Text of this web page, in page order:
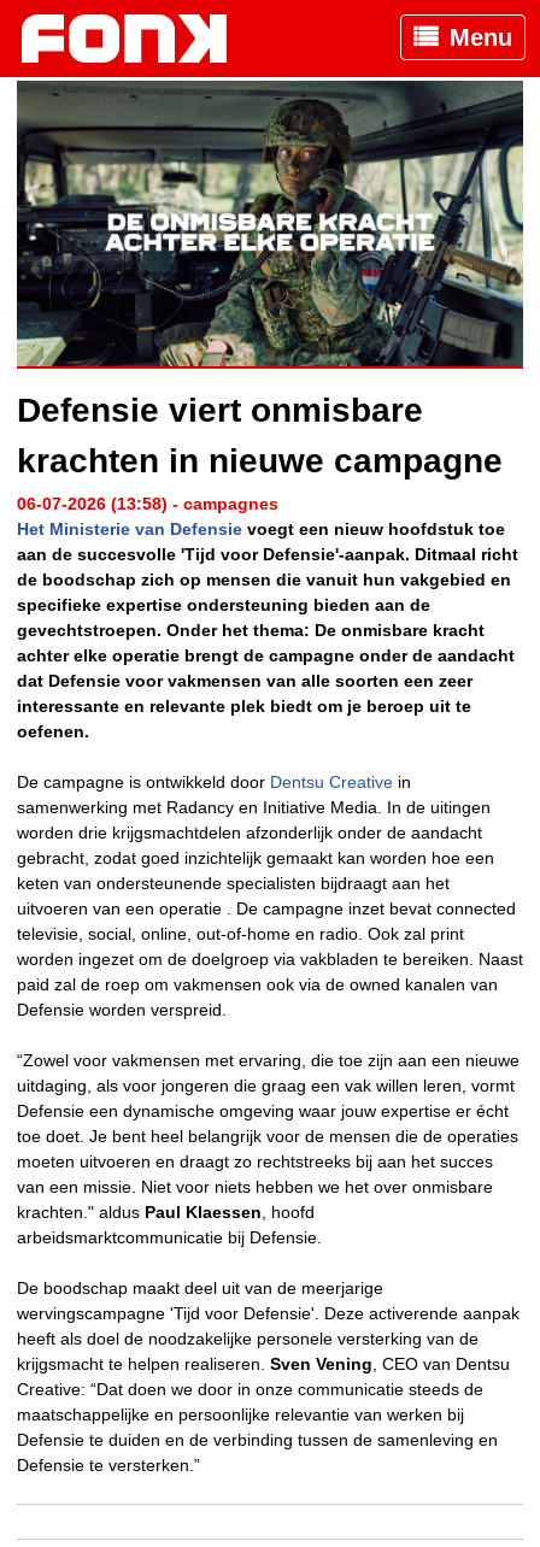
Menu
Defensie viert onmisbare
krachten in nieuwe campagne
06-07-2026 (13:58) - campagnes
Het Ministerie van Defensie voegt een nieuw hoofdstuk toe
aan de succesvolle 'Tijd voor Defensie'-aanpak. Ditmaal richt
de boodschap zich op mensen die vanuit hun vakgebied en
specifieke expertise ondersteuning bieden aan de
gevechtstroepen. Onder het thema: De onmisbare kracht
achter elke operatie brengt de campagne onder de aandacht
dat Defensie voor vakmensen van alle soorten een zeer
interessante en relevante plek biedt om je beroep uit te
oefenen.
De campagne is ontwikkeld door Dentsu Creative in
samenwerking met Radancy en Initiative Media. In de uitingen
worden drie krijgsmachtdelen afzonderlijk onder de aandacht
gebracht, zodat goed inzichtelijk gemaakt kan worden hoe een
keten van ondersteunende specialisten bijdraagt aan het
uitvoeren van een operatie . De campagne inzet bevat connected
televisie, social, online, out-of-home en radio. Ook zal print
worden ingezet om de doelgroep via vakbladen te bereiken. Naast
paid zal de roep om vakmensen ook via de owned kanalen van
Defensie worden verspreid.
“Zowel voor vakmensen met ervaring, die toe zijn aan een nieuwe
uitdaging, als voor jongeren die graag een vak willen leren, vormt
Defensie een dynamische omgeving waar jouw expertise er écht
toe doet. Je bent heel belangrijk voor de mensen die de operaties
moeten uitvoeren en draagt zo rechtstreeks bij aan het succes
van een missie. Niet voor niets hebben we het over onmisbare
krachten." aldus Paul Klaessen , hoofd
arbeidsmarktcommunicatie bij Defensie.
De boodschap maakt deel uit van de meerjarige
wervingscampagne 'Tijd voor Defensie'. Deze activerende aanpak
heeft als doel de noodzakelijke personele versterking van de
krijgsmacht te helpen realiseren. Sven Vening , CEO van Dentsu
Creative: “Dat doen we door in onze communicatie steeds de
maatschappelijke en persoonlijke relevantie van werken bij
Defensie te duiden en de verbinding tussen de samenleving en
Defensie te versterken.”